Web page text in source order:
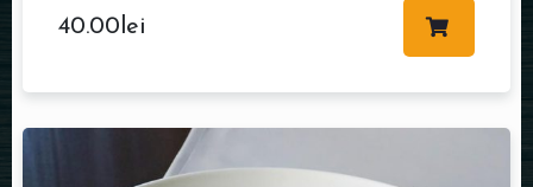
40.00 lei